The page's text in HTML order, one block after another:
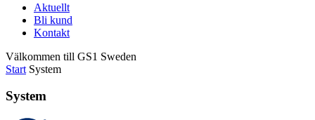
Aktuellt
Bli kund
Kontakt
Välkommen till GS1 Sweden
Start System
System